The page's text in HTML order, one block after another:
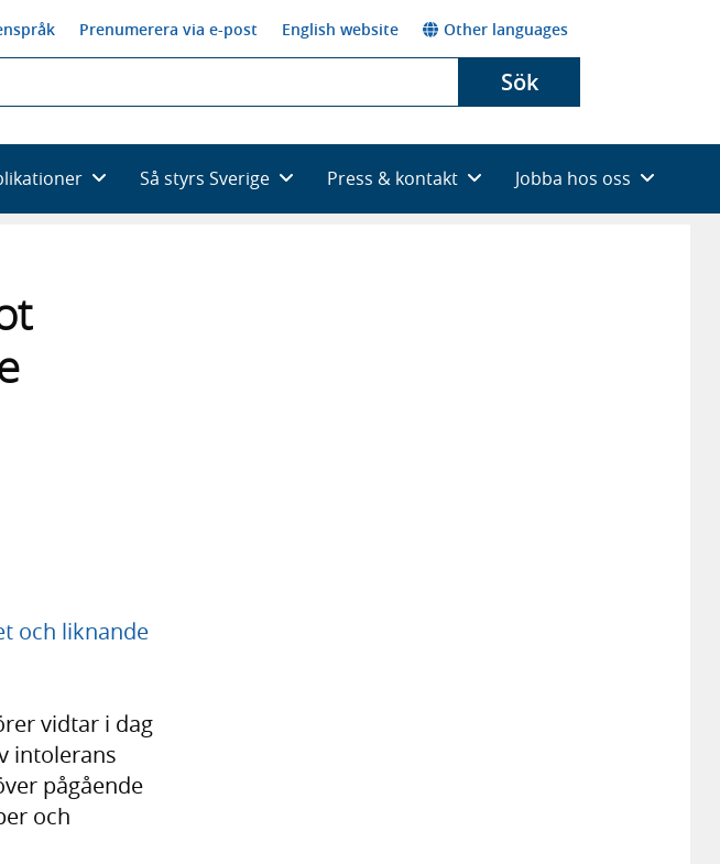
Prenumerera via e-post English website Other languages
Sök
Så styrs Sverige Press & kontakt Jobba hos oss
och liknande
vidtar i dag
intolerans
pågående
och